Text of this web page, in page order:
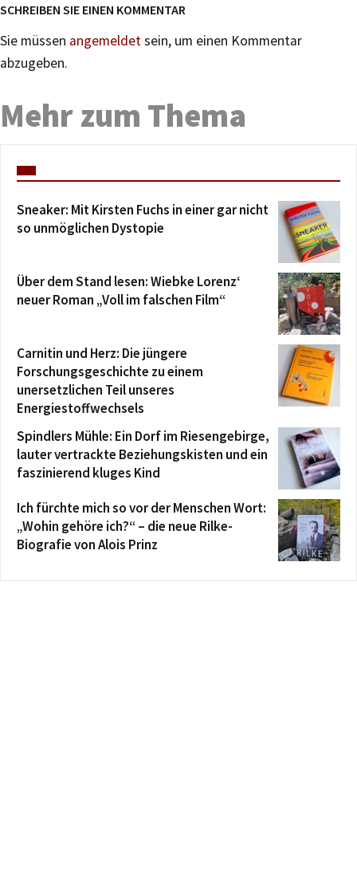
SCHREIBEN SIE EINEN KOMMENTAR
Sie müssen angemeldetsein, um einen Kommentar
abzugeben.
Mehr zum Thema
Sneaker: Mit Kirsten Fuchs in einer gar nicht
so unmöglichen Dystopie
Über dem Stand lesen: Wiebke Lorenz‘
neuer Roman „Voll im falschen Film“
Carnitin und Herz: Die jüngere
Forschungsgeschichte zu einem
unersetzlichen Teil unseres
Energiestoffwechsels
Spindlers Mühle: Ein Dorf im Riesengebirge,
lauter vertrackte Beziehungskisten und ein
faszinierend kluges Kind
Ich fürchte mich so vor der Menschen Wort:
„Wohin gehöre ich?“ – die neue Rilke-
Biografie von Alois Prinz